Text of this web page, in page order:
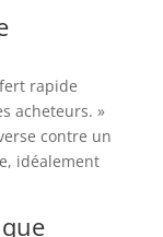
rapide
acheteurs. »
contre un
idéalement